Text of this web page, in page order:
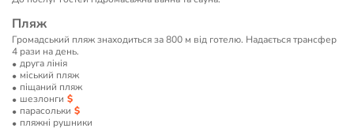
Пляж
Громадський пляж знаходиться за 800 м від готелю. Надається трансфер
4 рази на день.
друга лінія
мiський пляж
піщаний пляж
шезлонги
парасольки
пляжні рушники